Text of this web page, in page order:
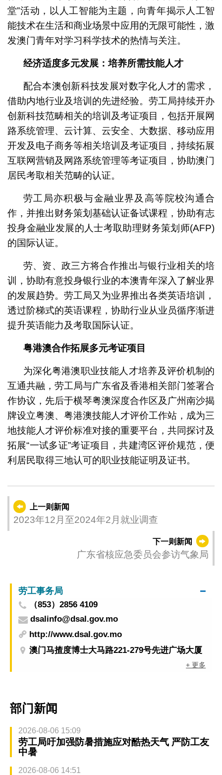
堂”活动，以人工智能为主题，向青年揭示人工智
能技术在生活和商业场景中应用的无限可能性，激
发澳门青年对学习科学技术的热情与关注。
经济适度多元发展：培养所需技能人才
配合本澳创新科技发展对数字化人才的需求，
借助内地行业及培训的先进经验。劳工局持续开办
创新科技范畴相关的培训及考证项目，包括开展网
路系统管理、云计算、云安全、大数据、移动应用
开发及电子商务等相关培训及考证项目，持续拓展
互联网营销及网路系统管理等考证项目，协助澳门
居民考取相关范畴的认证。
劳工局亦积极与金融业界及高等院校沟通合
作，并推出财务策划基础认证备试课程，协助有志
投身金融业发展的人士考取助理财务策划师(AFP)
的国际认证。
劳、资、政三方将合作推出与银行业相关的培
训，协助有意投身银行业的本澳青年深入了解业界
的发展趋势。劳工局又为业界推出各类英语培训，
透过阶梯式的英语课程，协助行业从业员循序渐进
提升英语能力及考取国际认证。
粤港澳合作拓展多元考证项目
为深化粤港澳职业技能人才培养及评价机制的
互通共融，劳工局与广东省及香港相关部门签署合
作协议，先后于横琴粤澳深度合作区及广州南沙揭
牌设立粤澳、粤港澳技能人才评价工作站，成为三
地技能人才评价标准对接的重要平台，共同探讨及
拓展“一试多证”考证项目，共建湾区评价规范，便
利居民取得三地认可的职业技能证明及证书。
上一则新闻
2023年12月至2024年2月就业调查
下一则新闻
广东省核应急委员会参访气象局
劳工事务局
（853）2856 4109
dsalinfo@dsal.gov.mo
http://www.dsal.gov.mo
澳门马揸度博士大马路221-279号先进广场大厦
+ 更多
部门新闻
2026-08-06 15:09
劳工局吁加强防暑措施应对酷热天气 严防工友
中暑
2026-08-06 14:51